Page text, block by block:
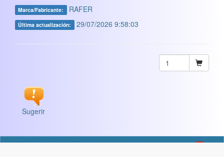
Marca/Fabricante: RAFER
Última actualización: 29/07/2026 9:58:03
Sugerir